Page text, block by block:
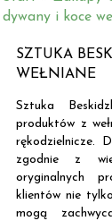
dywany i koce
SZTUKA
WEŁNIANE
Sztuka
produktów z
rękodzielnicze.
zgodnie z
oryginalnych
klientów nie
mogą